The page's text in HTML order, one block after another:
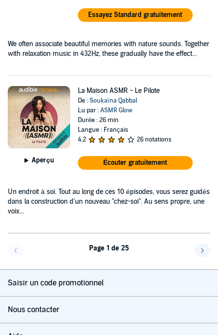
Essayez Standard gratuitement
We often associate beautiful memories with nature sounds. Together
with relaxation music in 432Hz, these gradually have the effect...
Aperçu
La Maison ASMR - Le Pilote
De :Soukaïna Qabbal
Lu par :ASMR Glow
Durée : 26 min
Langue : Français
4,2
26 notations
Écouter gratuitement
Un endroit à soi. Tout au long de ces 10 épisodes, vous serez guidés
dans la construction d'un nouveau "chez-soi". Au sens propre, une
voix...
Page 1 de 25
Saisir un code promotionnel
Nous contacter